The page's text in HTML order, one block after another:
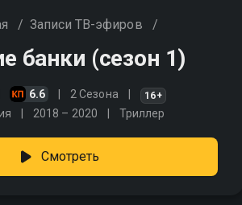
/ Записи ТВ-эфиров /
банки (сезон 1)
6.6 2 Сезона 16+
2018 – 2020 Триллер
Смотреть